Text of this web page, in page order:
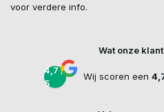
voor verdere info.
Wat onze
4,7 /
5
Wij scoren een